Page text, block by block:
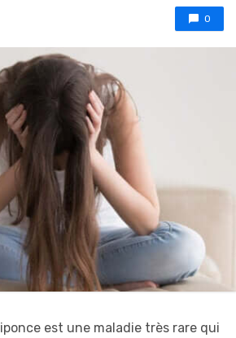
0
est une maladie très rare qui